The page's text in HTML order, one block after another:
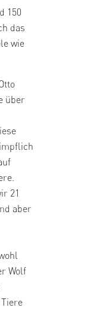
150
das
wie
über
21
aber
Wolf